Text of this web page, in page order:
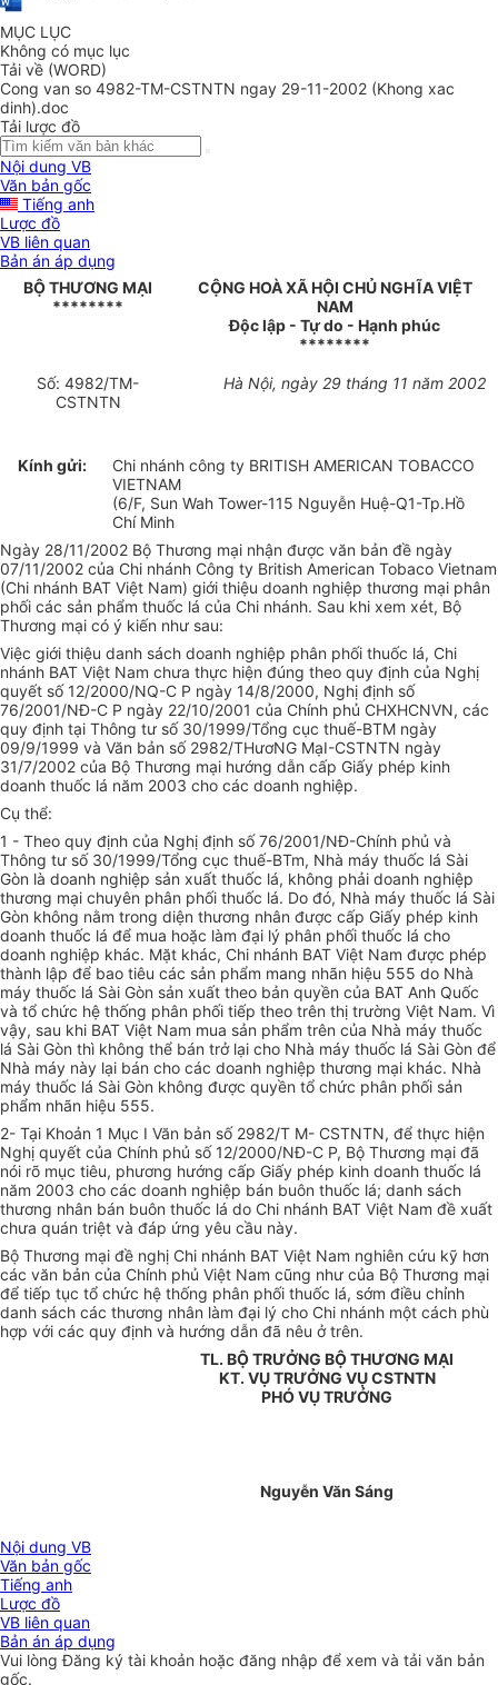
MỤC LỤC
Không có mục lục
Tải về (WORD)
Cong van so 4982-TM-CSTNTN ngay 29-11-2002 (Khong xac
dinh).doc
Tải lược đồ
Nội dung VB
Văn bản gốc
Tiếng anh
Lược đồ
VB liên quan
Bản án áp dụng
BỘ THƯƠNG MẠI
********
CỘNG HOÀ XÃ HỘI CHỦ NGHĨA VIỆT
NAM
Độc lập - Tự do - Hạnh phúc
********
Số: 4982/TM-
CSTNTN
Hà Nội, ngày 29 tháng 11 năm 2002
Kính gửi:
Chi nhánh công ty BRITISH AMERICAN TOBACCO
VIETNAM
(6/F, Sun Wah Tower-115 Nguyễn Huệ-Q1-Tp.Hồ
Chí Minh
Ngày 28/11/2002 Bộ Thương mại nhận được văn bản đề ngày
07/11/2002 của Chi nhánh Công ty British American Tobaco Vietnam
(Chi nhánh BAT Việt Nam) giới thiệu doanh nghiệp thương mại phân
phối các sản phẩm thuốc lá của Chi nhánh. Sau khi xem xét, Bộ
Thương mại có ý kiến như sau:
Việc giới thiệu danh sách doanh nghiệp phân phối thuốc lá, Chi
nhánh BAT Việt Nam chưa thực hiện đúng theo quy định của Nghị
quyết số 12/2000/NQ-C P ngày 14/8/2000, Nghị định số
76/2001/NĐ-C P ngày 22/10/2001 của Chính phủ CHXHCNVN, các
quy định tại Thông tư số 30/1999/Tổng cục thuế-BTM ngày
09/9/1999 và Văn bản số 2982/THươNG MạI-CSTNTN ngày
31/7/2002 của Bộ Thương mại hướng dẫn cấp Giấy phép kinh
doanh thuốc lá năm 2003 cho các doanh nghiệp.
Cụ thể:
1 - Theo quy định của Nghị định số 76/2001/NĐ-Chính phủ và
Thông tư số 30/1999/Tổng cục thuế-BTm, Nhà máy thuốc lá Sài
Gòn là doanh nghiệp sản xuất thuốc lá, không phải doanh nghiệp
thương mại chuyên phân phối thuốc lá. Do đó, Nhà máy thuốc lá Sài
Gòn không nằm trong diện thương nhân được cấp Giấy phép kinh
doanh thuốc lá để mua hoặc làm đại lý phân phối thuốc lá cho
doanh nghiệp khác. Mặt khác, Chi nhánh BAT Việt Nam được phép
thành lập để bao tiêu các sản phẩm mang nhãn hiệu 555 do Nhà
máy thuốc lá Sài Gòn sản xuất theo bản quyền của BAT Anh Quốc
và tổ chức hệ thống phân phối tiếp theo trên thị trường Việt Nam. Vì
vậy, sau khi BAT Việt Nam mua sản phẩm trên của Nhà máy thuốc
lá Sài Gòn thì không thể bán trở lại cho Nhà máy thuốc lá Sài Gòn để
Nhà máy này lại bán cho các doanh nghiệp thương mại khác. Nhà
máy thuốc lá Sài Gòn không được quyền tổ chức phân phối sản
phẩm nhãn hiệu 555.
2- Tại Khoản 1 Mục I Văn bản số 2982/T M- CSTNTN, để thực hiện
Nghị quyết của Chính phủ số 12/2000/NĐ-C P, Bộ Thương mại đã
nói rõ mục tiêu, phương hướng cấp Giấy phép kinh doanh thuốc lá
năm 2003 cho các doanh nghiệp bán buôn thuốc lá; danh sách
thương nhân bán buôn thuốc lá do Chi nhánh BAT Việt Nam đề xuất
chưa quán triệt và đáp ứng yêu cầu này.
Bộ Thương mại đề nghị Chi nhánh BAT Việt Nam nghiên cứu kỹ hơn
các văn bản của Chính phủ Việt Nam cũng như của Bộ Thương mại
để tiếp tục tổ chức hệ thống phân phối thuốc lá, sớm điều chỉnh
danh sách các thương nhân làm đại lý cho Chi nhánh một cách phù
hợp với các quy định và hướng dẫn đã nêu ở trên.
TL. BỘ TRƯỞNG BỘ THƯƠNG MẠI
KT. VỤ TRƯỞNG VỤ CSTNTN
PHÓ VỤ TRƯỞNG
Nguyễn Văn Sáng
Nội dung VB
Văn bản gốc
Tiếng anh
Lược đồ
VB liên quan
Bản án áp dụng
Vui lòngĐăng ký tài khoản hoặc đăng nhập để xem và tải văn bản
gốc.